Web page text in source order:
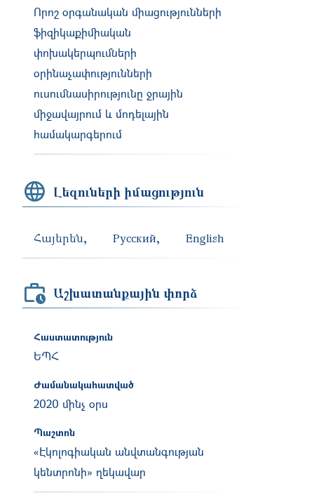
Որոշ օրգանական միացությունների
ֆիզիկաքիմիական
փոխակերպումների
օրինաչափությունների
ուսումնասիրությունը ջրային
միջավայրում և մոդելային
համակարգերում
Լեզուների իմացություն
Հայերեն Русский English
Աշխատանքային փորձ
Հաստատություն
ԵՊՀ
Ժամանակահատված
2020 մինչ օրս
Պաշտոն
«Էկոլոգիական անվտանգության
կենտրոնի» ղեկավար